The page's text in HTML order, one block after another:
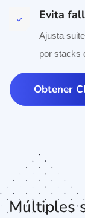
Evita
Ajusta
por stacks
Obtener
Múltiples